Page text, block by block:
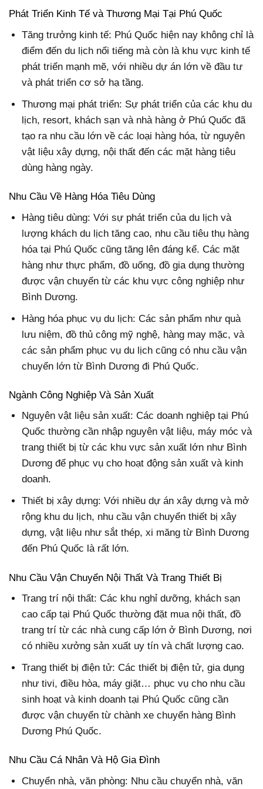
Phát Triển Kinh Tế và Thương Mại Tại Phú Quốc
Tăng trưởng kinh tế: Phú Quốc hiện nay không chỉ là
điểm đến du lịch nổi tiếng mà còn là khu vực kinh tế
phát triển mạnh mẽ, với nhiều dự án lớn về đầu tư
và phát triển cơ sở hạ tầng.
Thương mại phát triển: Sự phát triển của các khu du
lịch, resort, khách sạn và nhà hàng ở Phú Quốc đã
tạo ra nhu cầu lớn về các loại hàng hóa, từ nguyên
vật liệu xây dựng, nội thất đến các mặt hàng tiêu
dùng hàng ngày.
Nhu Cầu Về Hàng Hóa Tiêu Dùng
Hàng tiêu dùng: Với sự phát triển của du lịch và
lượng khách du lịch tăng cao, nhu cầu tiêu thụ hàng
hóa tại Phú Quốc cũng tăng lên đáng kể. Các mặt
hàng như thực phẩm, đồ uống, đồ gia dụng thường
được vận chuyển từ các khu vực công nghiệp như
Bình Dương.
Hàng hóa phục vụ du lịch: Các sản phẩm như quà
lưu niệm, đồ thủ công mỹ nghệ, hàng may mặc, và
các sản phẩm phục vụ du lịch cũng có nhu cầu vận
chuyển lớn từ Bình Dương đi Phú Quốc.
Ngành Công Nghiệp Và Sản Xuất
Nguyên vật liệu sản xuất: Các doanh nghiệp tại Phú
Quốc thường cần nhập nguyên vật liệu, máy móc và
trang thiết bị từ các khu vực sản xuất lớn như Bình
Dương để phục vụ cho hoạt động sản xuất và kinh
doanh.
Thiết bị xây dựng: Với nhiều dự án xây dựng và mở
rộng khu du lịch, nhu cầu vận chuyển thiết bị xây
dựng, vật liệu như sắt thép, xi măng từ Bình Dương
đến Phú Quốc là rất lớn.
Nhu Cầu Vận Chuyển Nội Thất Và Trang Thiết Bị
Trang trí nội thất: Các khu nghỉ dưỡng, khách sạn
cao cấp tại Phú Quốc thường đặt mua nội thất, đồ
trang trí từ các nhà cung cấp lớn ở Bình Dương, nơi
có nhiều xưởng sản xuất uy tín và chất lượng cao.
Trang thiết bị điện tử: Các thiết bị điện tử, gia dụng
như tivi, điều hòa, máy giặt… phục vụ cho nhu cầu
sinh hoạt và kinh doanh tại Phú Quốc cũng cần
được vận chuyển từ chành xe chuyển hàng Bình
Dương Phú Quốc.
Nhu Cầu Cá Nhân Và Hộ Gia Đình
Chuyển nhà, văn phòng: Nhu cầu chuyển nhà, văn